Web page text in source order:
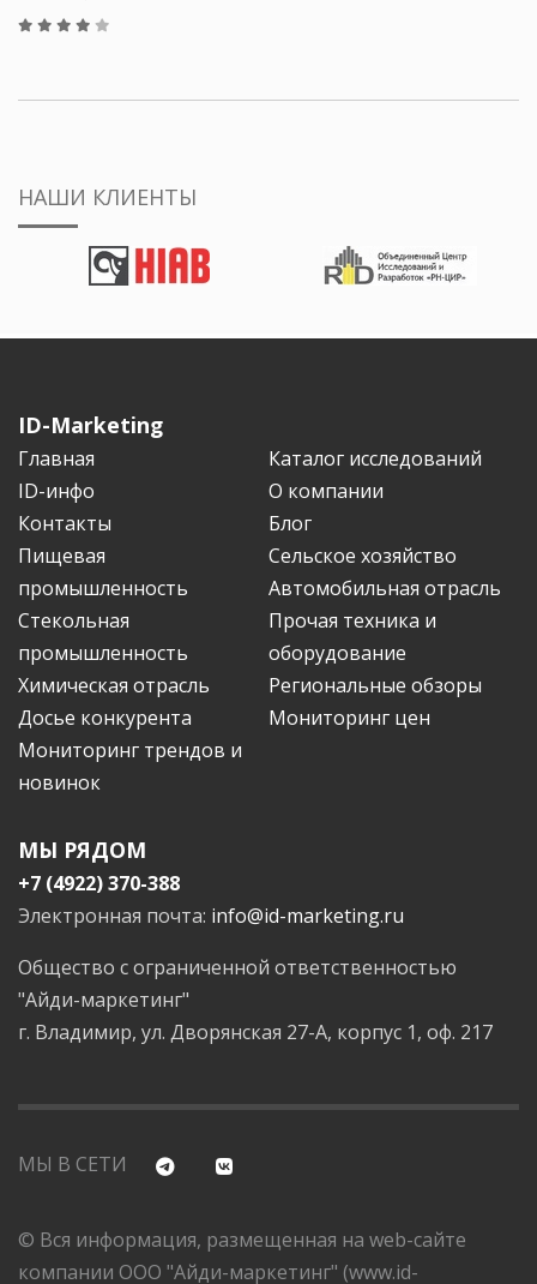
НАШИ КЛИЕНТЫ
ID-Marketing
Главная
Каталог исследований
ID-инфо
О компании
Контакты
Блог
Пищевая
промышленность
Сельское хозяйство
Автомобильная отрасль
Стекольная
промышленность
Прочая техника и
оборудование
Химическая отрасль
Региональные обзоры
Досье конкурента
Мониторинг цен
Мониторинг трендов и
новинок
МЫ РЯДОМ
+7 (4922) 370-388
Электронная почта: info@id-marketing.ru
Общество с ограниченной ответственностью
"Айди-маркетинг"
г. Владимир, ул. Дворянская 27-А, корпус 1, оф. 217
МЫ В СЕТИ
© Вся информация, размещенная на web-сайте
компании ООО "Айди-маркетинг" (www.id-